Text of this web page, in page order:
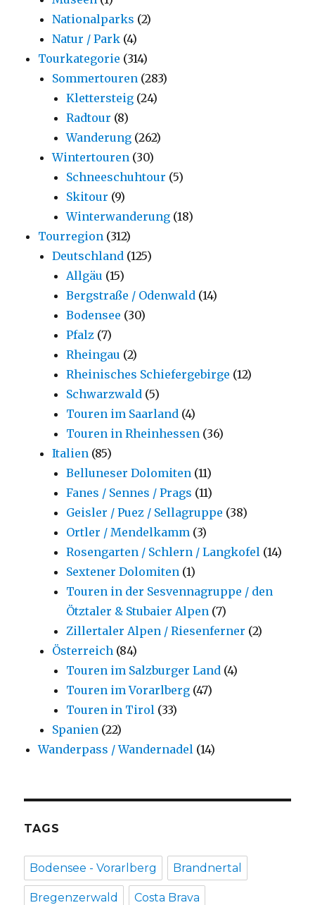
Nationalparks (2)
Natur / Park (4)
Tourkategorie (314)
Sommertouren (283)
Klettersteig (24)
Radtour (8)
Wanderung (262)
Wintertouren (30)
Schneeschuhtour (5)
Skitour (9)
Winterwanderung (18)
Tourregion (312)
Deutschland (125)
Allgäu (15)
Bergstraße / Odenwald (14)
Bodensee (30)
Pfalz (7)
Rheingau (2)
Rheinisches Schiefergebirge (12)
Schwarzwald (5)
Touren im Saarland (4)
Touren in Rheinhessen (36)
Italien (85)
Belluneser Dolomiten (11)
Fanes / Sennes / Prags (11)
Geisler / Puez / Sellagruppe (38)
Ortler / Mendelkamm (3)
Rosengarten / Schlern / Langkofel (14)
Sextener Dolomiten (1)
Touren in der Sesvennagruppe / den
Ötztaler & Stubaier Alpen (7)
Zillertaler Alpen / Riesenferner (2)
Österreich (84)
Touren im Salzburger Land (4)
Touren im Vorarlberg (47)
Touren in Tirol (33)
Spanien (22)
Wanderpass / Wandernadel (14)
TAGS
Bodensee - Vorarlberg Brandnertal
Bregenzerwald Costa Brava